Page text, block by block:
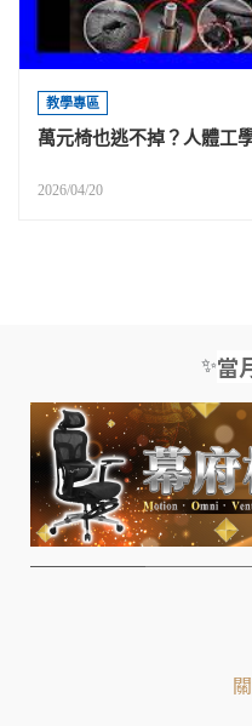
教學專區
萬元椅也逃不掉？人體工
2026/04/20
✨當